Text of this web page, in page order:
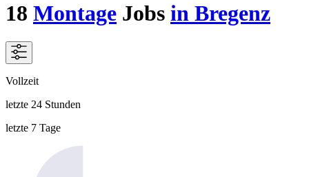
18 Montage Jobs in Bregenz
Vollzeit
letzte 24 Stunden
letzte 7 Tage